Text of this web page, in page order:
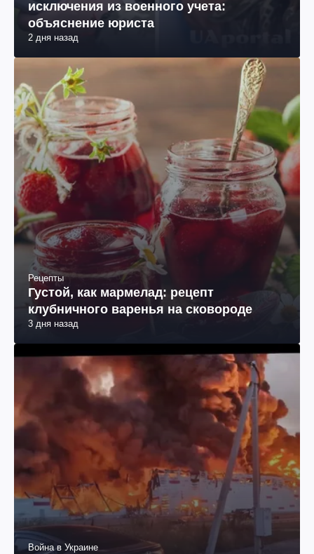
исключения из военного учета:
объяснение юриста
2 дня назад
Рецепты
Густой, как мармелад: рецепт
клубничного варенья на сковороде
3 дня назад
Война в Украине